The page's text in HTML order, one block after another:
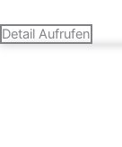
Detail Aufrufen